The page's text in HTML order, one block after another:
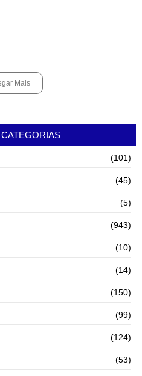
Mais
(101)
(45)
(5)
(943)
(10)
(14)
(150)
(99)
(124)
(53)